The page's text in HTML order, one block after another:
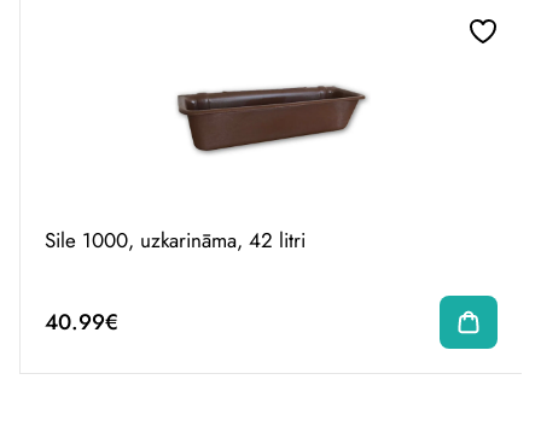
Sile 1000, uzkarināma, 42 litri
40.99€